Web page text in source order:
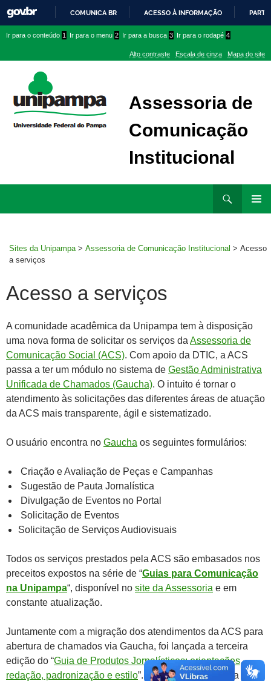
PARA
CONTEÚDO
COMUNICA BR ACESSO À INFORMAÇÃO
conteúdo
menu
superior
menu
Ir para o conteúdo 1 Ir para o menu 2 Ir para a busca 3 Ir para o rodapé 4
Alto contraste Escala de cinza Mapa do site
Assessoria de
Comunicação
Institucional
Sites da Unipampa > Assessoria de Comunicação Institucional > Acesso
a serviços
Acesso a serviços
A comunidade acadêmica da Unipampa tem à disposição
uma nova forma de solicitar os serviços da Assessoria de
Comunicação Social (ACS). Com apoio da DTIC, a ACS
passa a ter um módulo no sistema de Gestão Administrativa
Unificada de Chamados (Gaucha). O intuito é tornar o
atendimento às solicitações das diferentes áreas de atuação
da ACS mais transparente, ágil e sistematizado.
O usuário encontra no Gaucha os seguintes formulários:
Criação e Avaliação de Peças e Campanhas
Sugestão de Pauta Jornalística
Divulgação de Eventos no Portal
Solicitação de Eventos
Solicitação de Serviços Audiovisuais
Todos os serviços prestados pela ACS são embasados nos
preceitos expostos na série de “Guias para Comunicação
na Unipampa“, disponível no site da Assessoria e em
constante atualização.
Juntamente com a migração dos atendimentos da ACS para
abertura de chamados via Gaucha, foi lançada a terceira
edição do “Guia de Produtos Jornalísticos: orientações,
redação, padronização e estilo”. Revista e ampliada, a